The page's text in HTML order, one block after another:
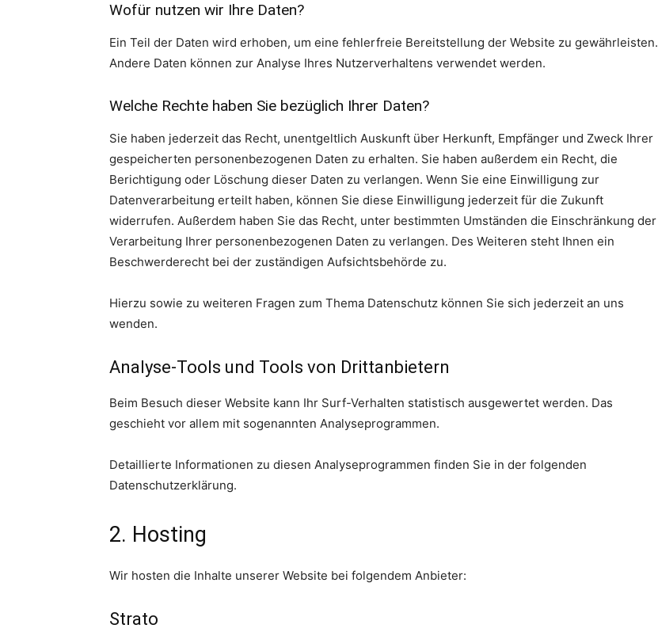
Wofür nutzen wir Ihre Daten?
Ein Teil der Daten wird erhoben, um eine fehlerfreie Bereitstellung der Website zu gewährleisten.
Andere Daten können zur Analyse Ihres Nutzerverhaltens verwendet werden.
Welche Rechte haben Sie bezüglich Ihrer Daten?
Sie haben jederzeit das Recht, unentgeltlich Auskunft über Herkunft, Empfänger und Zweck Ihrer
gespeicherten personenbezogenen Daten zu erhalten. Sie haben außerdem ein Recht, die
Berichtigung oder Löschung dieser Daten zu verlangen. Wenn Sie eine Einwilligung zur
Datenverarbeitung erteilt haben, können Sie diese Einwilligung jederzeit für die Zukunft
widerrufen. Außerdem haben Sie das Recht, unter bestimmten Umständen die Einschränkung der
Verarbeitung Ihrer personenbezogenen Daten zu verlangen. Des Weiteren steht Ihnen ein
Beschwerderecht bei der zuständigen Aufsichtsbehörde zu.
Hierzu sowie zu weiteren Fragen zum Thema Datenschutz können Sie sich jederzeit an uns
wenden.
Analyse-Tools und Tools von Dritt­anbietern
Beim Besuch dieser Website kann Ihr Surf-Verhalten statistisch ausgewertet werden. Das
geschieht vor allem mit sogenannten Analyseprogrammen.
Detaillierte Informationen zu diesen Analyseprogrammen finden Sie in der folgenden
Datenschutzerklärung.
2. Hosting
Wir hosten die Inhalte unserer Website bei folgendem Anbieter:
Strato